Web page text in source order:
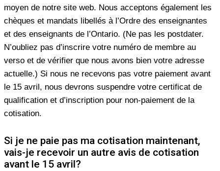
moyen de notre site web. Nous acceptons également les
chèques et mandats libellés à l’Ordre des enseignantes
et des enseignants de l’Ontario. (Ne pas les postdater.
N’oubliez pas d’inscrire votre numéro de membre au
verso et de vérifier que nous avons bien votre adresse
actuelle.) Si nous ne recevons pas votre paiement avant
le 15 avril, nous devrons suspendre votre certificat de
qualification et d’inscription pour non-paiement de la
cotisation.
Si je ne paie pas ma cotisation maintenant,
vais-je recevoir un autre avis de cotisation
avant le 15 avril?